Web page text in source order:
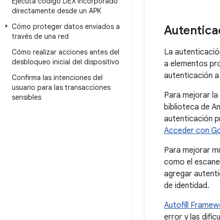
directamente desde un APK
Cómo proteger datos enviados a
través de una red
Cómo realizar acciones antes del
desbloqueo inicial del dispositivo
Confirma las intenciones del
usuario para las transacciones
sensibles
La
a elementos
autenticación
Para mejorar
biblioteca de
autenticación
Acceder con
Para mejorar
como el
agregar
de identidad.
Autofill
error y las